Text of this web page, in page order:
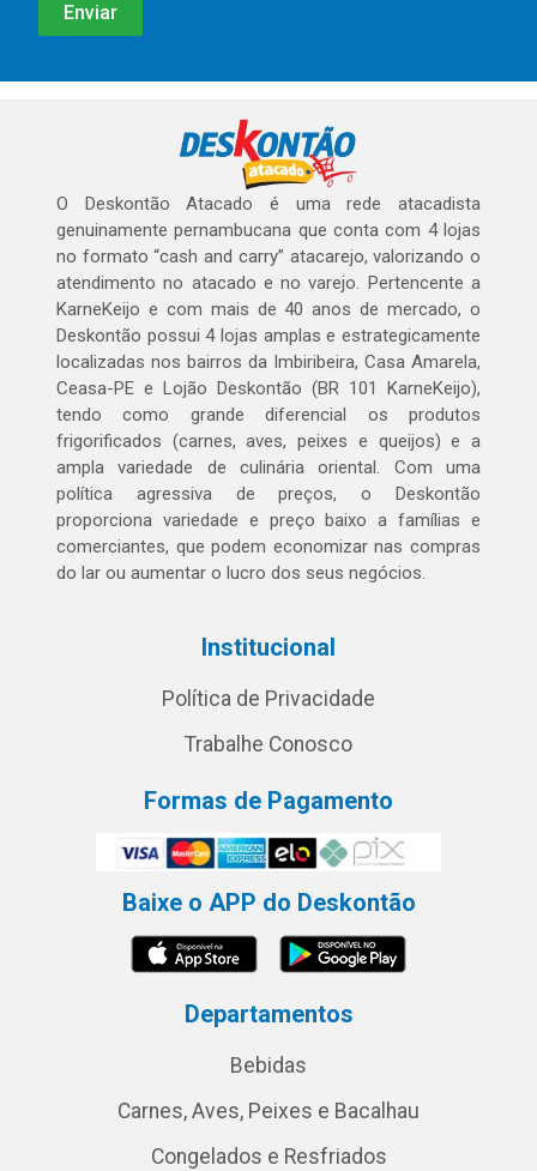
O Deskontão Atacado é uma rede atacadista
genuinamente pernambucana que conta com 4 lojas
no formato “cash and carry” atacarejo, valorizando o
atendimento no atacado e no varejo. Pertencente a
KarneKeijo e com mais de 40 anos de mercado, o
Deskontão possui 4 lojas amplas e estrategicamente
localizadas nos bairros da Imbiribeira, Casa Amarela,
Ceasa-PE e Lojão Deskontão (BR 101 KarneKeijo),
tendo como grande diferencial os produtos
frigorificados (carnes, aves, peixes e queijos) e a
ampla variedade de culinária oriental. Com uma
política agressiva de preços, o Deskontão
proporciona variedade e preço baixo a famílias e
comerciantes, que podem economizar nas compras
do lar ou aumentar o lucro dos seus negócios.
Institucional
Política de Privacidade
Trabalhe Conosco
Formas de Pagamento
Baixe o APP do Deskontão
Departamentos
Bebidas
Carnes, Aves, Peixes e Bacalhau
Congelados e Resfriados